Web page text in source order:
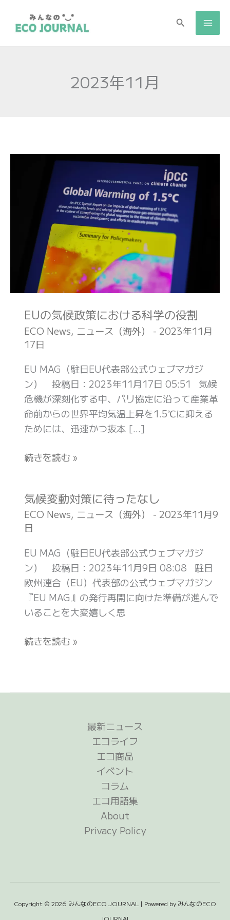
検
2023年11月
EUの気候政策における科学の役割
ECO News, ニュース（海外） - 2023年11月
17日
EU MAG（駐日EU代表部公式ウェブマガジ
ン） 投稿日：2023年11月17日 05:51 気候
危機が深刻化する中、パリ協定に沿って産業革
命前からの世界平均気温上昇を1.5℃に抑える
ためには、迅速かつ抜本 […]
お
け
る
科
学
の
割
続きを読む »
気候変動対策に待ったなし
ECO News, ニュース（海外） - 2023年11月9
日
EU MAG（駐日EU代表部公式ウェブマガジ
ン） 投稿日：2023年11月9日 08:08 駐日
欧州連合（EU）代表部の公式ウェブマガジン
『EU MAG』の発行再開に向けた準備が進んで
いることを大変嬉しく思
気
候
変
対
策
に
待
っ
な
続きを読む »
最新ニュース
エコライフ
エコ商品
イベント
コラム
エコ用語集
About
Privacy Policy
Copyright © 2026 みんなのECO JOURNAL | Powered by みんなのECO